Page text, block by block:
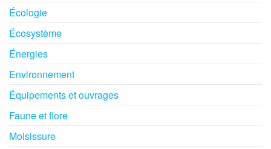
Écologie
Écosystème
Énergies
Environnement
Équipements et ouvrages
Faune et flore
Moisissure